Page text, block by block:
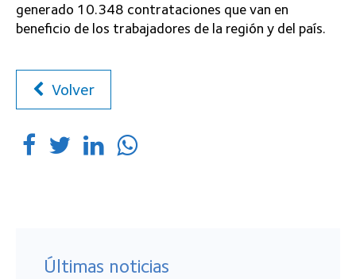
generado 10.348 contrataciones que van en
beneficio de los trabajadores de la región y del país.
Volver
Últimas noticias